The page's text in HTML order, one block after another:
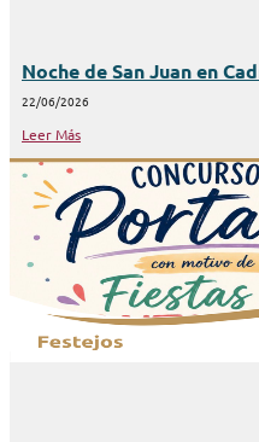
Noche de San Juan en
22/06/2026
Leer Más